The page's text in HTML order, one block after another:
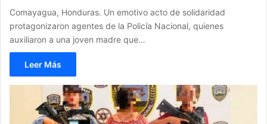
Comayagua, Honduras. Un emotivo acto de solidaridad
protagonizaron agentes de la Policía Nacional, quienes
auxiliaron a una joven madre que…
Leer Más